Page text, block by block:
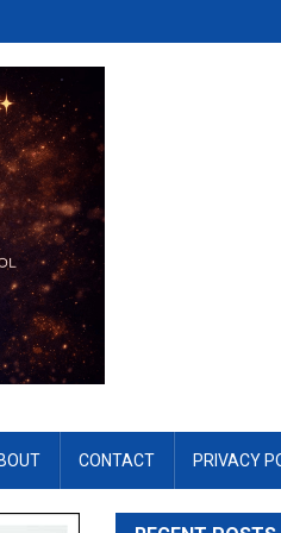
CONTACT PRIVACY